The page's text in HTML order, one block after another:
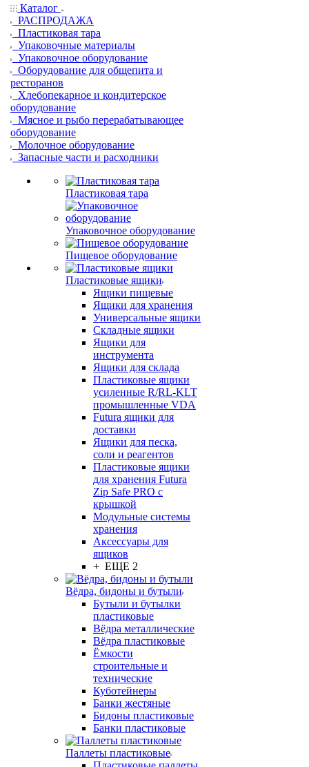
Каталог
РАСПРОДАЖА
Пластиковая тара
Упаковочные материалы
Упаковочное оборудование
Оборудование для общепита и
ресторанов
Хлебопекарное и кондитерское
оборудование
Мясное и рыбо перерабатывающее
оборудование
Молочное оборудование
Запасные части и расходники
Пластиковая тара
Упаковочное оборудование
Пищевое оборудование
Пластиковые ящики
Ящики пищевые
Ящики для хранения
Универсальные ящики
Складные ящики
Ящики для
инструмента
Ящики для склада
Пластиковые ящики
усиленные R/RL-KLT
промышленные VDA
Futura ящики для
доставки
Ящики для песка,
соли и реагентов
Пластиковые ящики
для хранения Futura
Zip Safe PRO с
крышкой
Модульные системы
хранения
Аксессуары для
ящиков
+ ЕЩЕ 2
Вёдра, бидоны и бутыли
Бутыли и бутылки
пластиковые
Вёдра металлические
Вёдра пластиковые
Ёмкости
строительные и
технические
Куботейнеры
Банки жестяные
Бидоны пластиковые
Банки пластиковые
Паллеты пластиковые